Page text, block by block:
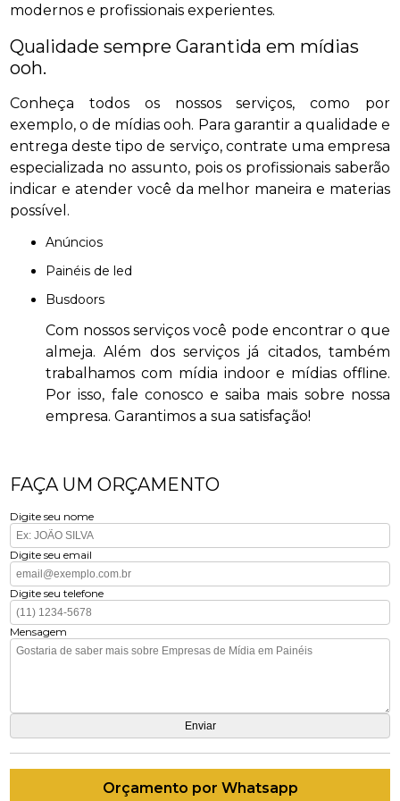
modernos e profissionais experientes.
Qualidade sempre Garantida em mídias
ooh.
Conheça todos os nossos serviços, como por
exemplo, o de mídias ooh. Para garantir a qualidade e
entrega deste tipo de serviço, contrate uma empresa
especializada no assunto, pois os profissionais saberão
indicar e atender você da melhor maneira e materias
possível.
anúncios
painéis de led
busdoors
Com nossos serviços você pode encontrar o que
almeja. Além dos serviços já citados, também
trabalhamos com mídia indoor e mídias offline.
Por isso, fale conosco e saiba mais sobre nossa
empresa. Garantimos a sua satisfação!
FAÇA UM ORÇAMENTO
Digite seu nome
Digite seu email
Digite seu telefone
Mensagem
Orçamento por Whatsapp